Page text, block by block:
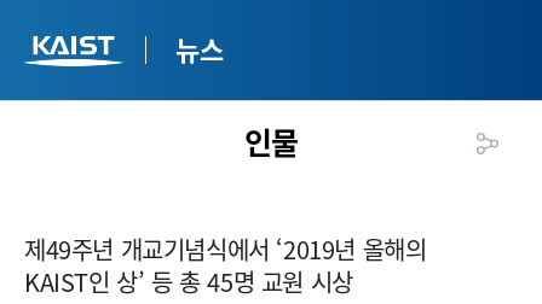
뉴스
인물
제49주년 개교기념식에서 ‘2019년 올해의
KAIST인 상’ 등 총 45명 교원 시상​